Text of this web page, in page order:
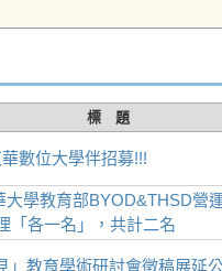
標 題
華數位大學伴招募!!!
大學教育部BYOD&THSD營
「各一名」，共計二名
」教育學術研討會徵稿展延